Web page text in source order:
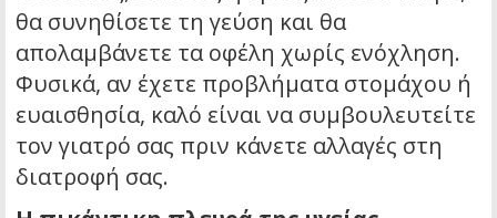
θα συνηθίσετε τη γεύση και θα
απολαμβάνετε τα οφέλη χωρίς ενόχληση.
Φυσικά, αν έχετε προβλήματα στομάχου ή
ευαισθησία, καλό είναι να συμβουλευτείτε
τον γιατρό σας πριν κάνετε αλλαγές στη
διατροφή σας.